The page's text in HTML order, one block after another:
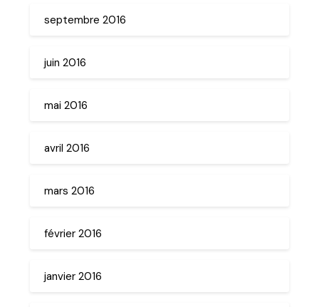
septembre 2016
juin 2016
mai 2016
avril 2016
mars 2016
février 2016
janvier 2016